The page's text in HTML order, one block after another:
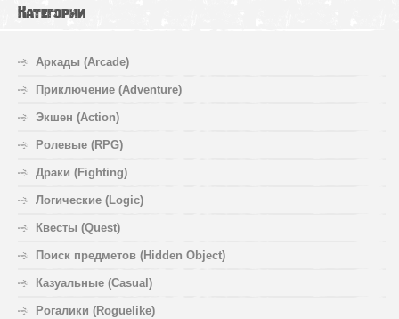
Категории
Аркады (Arcade)
Приключение (Adventure)
Экшен (Action)
Ролевые (RPG)
Драки (Fighting)
Логические (Logic)
Квесты (Quest)
Поиск предметов (Hidden Object)
Казуальные (Casual)
Рогалики (Roguelike)